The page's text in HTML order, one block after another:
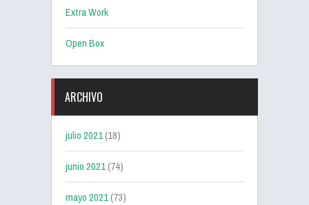
Extra Work
Open Box
ARCHIVO
julio 2021(18)
junio 2021(74)
mayo 2021(73)